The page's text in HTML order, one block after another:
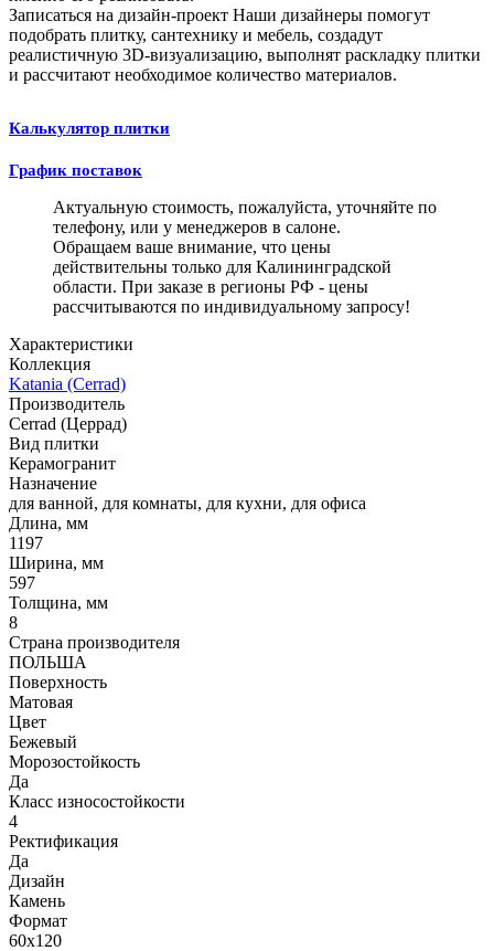
Записаться на дизайн-проект Наши дизайнеры помогут
подобрать плитку, сантехнику и мебель, создадут
реалистичную 3D-визуализацию, выполнят раскладку плитки
и рассчитают необходимое количество материалов.
Калькулятор плитки
График поставок
Актуальную стоимость, пожалуйста, уточняйте по
телефону, или у менеджеров в салоне.
Обращаем ваше внимание, что цены
действительны только для Калининградской
области. При заказе в регионы РФ - цены
рассчитываются по индивидуальному запросу!
Характеристики
Коллекция
Katania (Cerrad)
Производитель
Cerrad (Церрад)
Вид плитки
Керамогранит
Назначение
для ванной, для комнаты, для кухни, для офиса
Длина, мм
1197
Ширина, мм
597
Толщина, мм
8
Страна производителя
ПОЛЬША
Поверхность
Матовая
Цвет
Бежевый
Морозостойкость
Да
Класс износостойкости
4
Ректификация
Да
Дизайн
Камень
Формат
60x120